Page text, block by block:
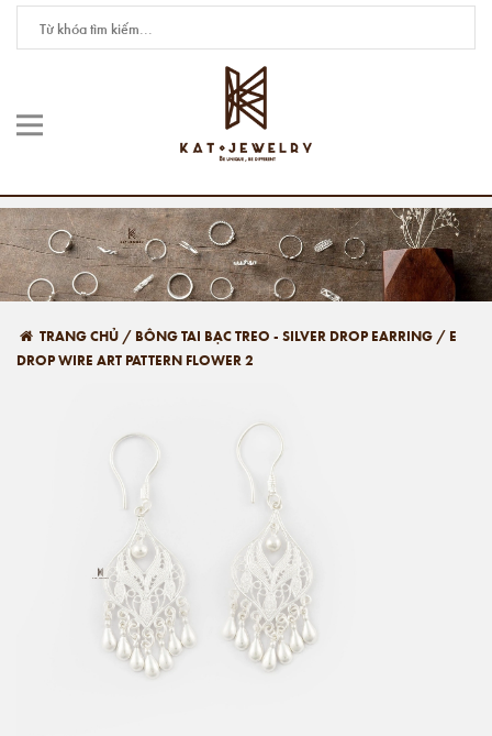
TRANG CHỦ / BÔNG TAI BẠC TREO - SILVER DROP EARRING / E
DROP WIRE ART PATTERN FLOWER 2